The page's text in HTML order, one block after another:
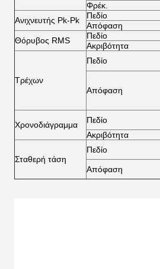
Φρέκ.
Ανιχνευτής Pk-Pk
Πεδίο
Απόφαση
Θόρυβος RMS
Πεδίο
Ακριβότητα
Τρέχων
Πεδίο
Απόφαση
Χρονοδιάγραμμα Πεδίο
Ακριβότητα
Σταθερή τάση
Πεδίο
Απόφαση